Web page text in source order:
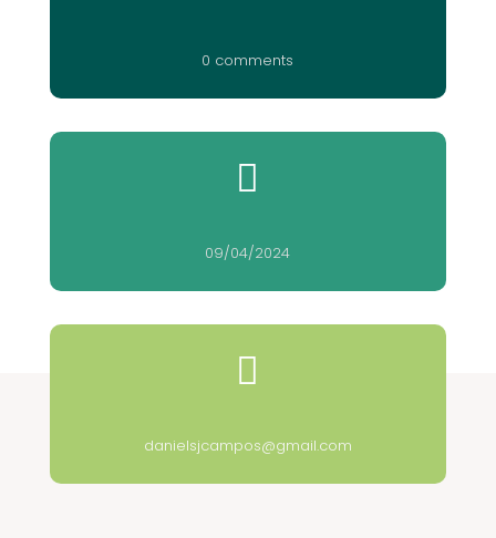
0 comments

09/04/2024

danielsjcampos@gmail.com